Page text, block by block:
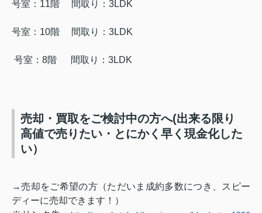
号室：11階 間取り：3LDK
号室：10階 間取り：3LDK
号室：8階 間取り：3LDK
売却・買取をご検討中の方へ(出来る限り
高値で売りたい・とにかく早く現金化した
い）
→売却をご希望の方（ただいま成約多数につき、 スピー
ディーに売却できます ！）